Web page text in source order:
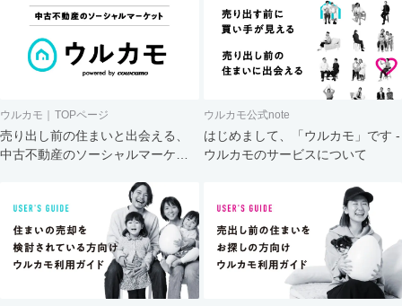
ウルカモ｜TOPページ
売り出し前の住まいと出会える、
中古不動産のソーシャルマーケッ
ウルカモ公式note
はじめまして、「ウルカモ」です -
ウルカモのサービスについて